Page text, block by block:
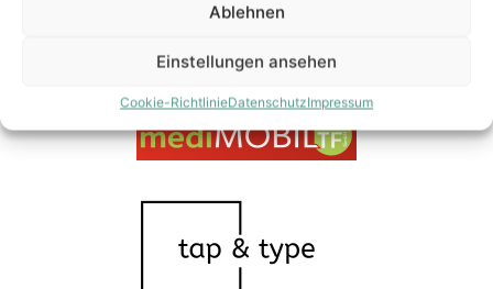
Ablehnen
Einstellungen ansehen
Cookie-RichtlinieDatenschutzImpressum